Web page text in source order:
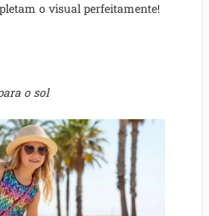
o visual perfeitamente!
o sol